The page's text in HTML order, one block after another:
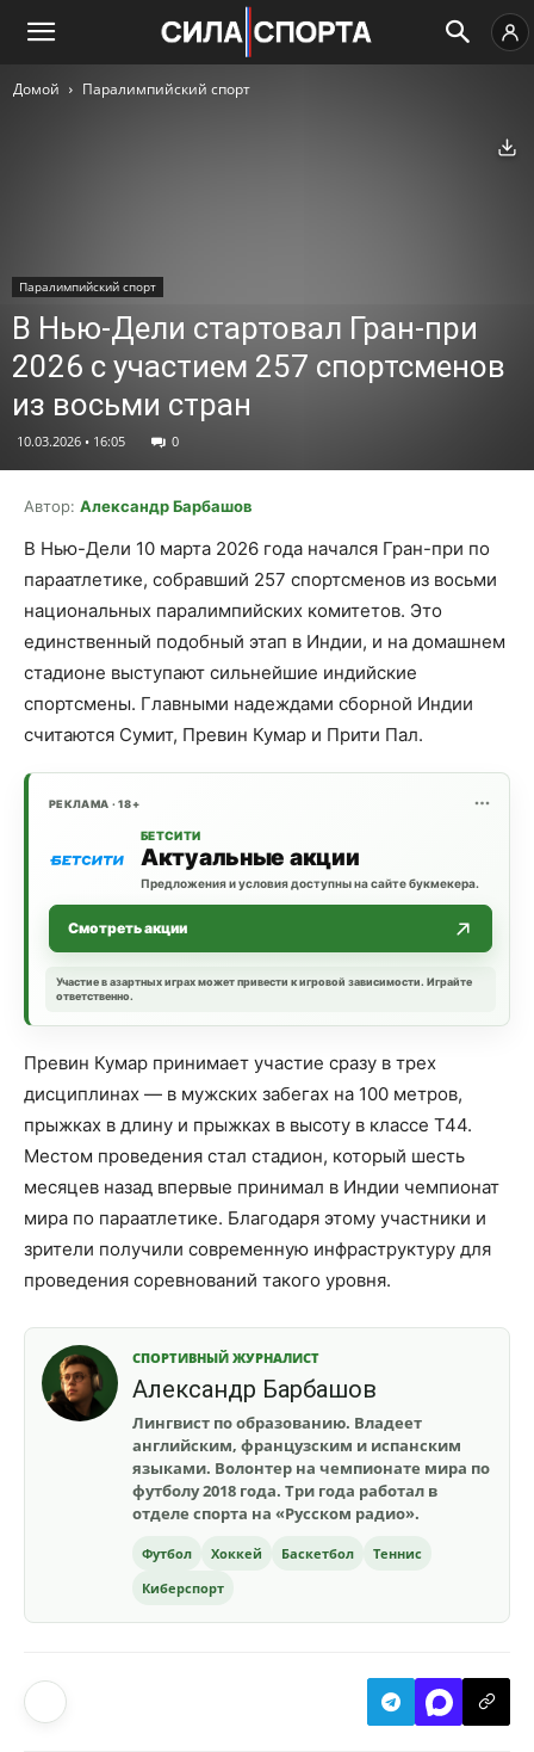
Домой Паралимпийский спорт
Паралимпийский спорт
В Нью-Дели стартовал Гран-при
2026 с участием 257 спортсменов
из восьми стран
10.03.2026 • 16:05 0
Автор: Александр Барбашов
В Нью-Дели 10 марта 2026 года начался Гран-при по
параатлетике, собравший 257 спортсменов из восьми
национальных паралимпийских комитетов. Это
единственный подобный этап в Индии, и на домашнем
стадионе выступают сильнейшие индийские
спортсмены. Главными надеждами сборной Индии
считаются Сумит, Превин Кумар и Прити Пал.
РЕКЛАМА · 18+
БЕТСИТИ
Актуальные акции
Предложения и условия доступны на сайте букмекера.
Смотреть акции
Участие в азартных играх может привести к игровой зависимости. Играйте
ответственно.
Превин Кумар принимает участие сразу в трех
дисциплинах — в мужских забегах на 100 метров,
прыжках в длину и прыжках в высоту в классе T44.
Местом проведения стал стадион, который шесть
месяцев назад впервые принимал в Индии чемпионат
мира по параатлетике. Благодаря этому участники и
зрители получили современную инфраструктуру для
проведения соревнований такого уровня.
СПОРТИВНЫЙ ЖУРНАЛИСТ
Александр Барбашов
Лингвист по образованию. Владеет
английским, французским и испанским
языками. Волонтер на чемпионате мира по
футболу 2018 года. Три года работал в
отделе спорта на «Русском радио».
Футбол Хоккей Баскетбол
Теннис
Киберспорт